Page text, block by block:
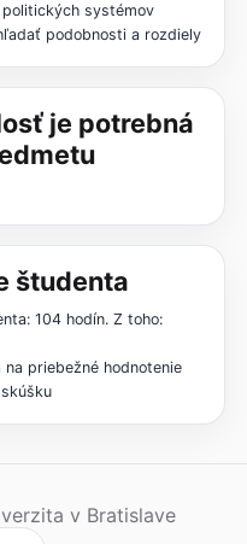
systémov
podobnosti a rozdiely
je potrebná
študenta
104 hodín. Z toho:
priebežné hodnotenie
v Bratislave